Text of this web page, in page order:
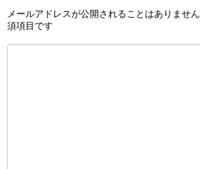
メールアドレスが公開されることはありません
須項目です